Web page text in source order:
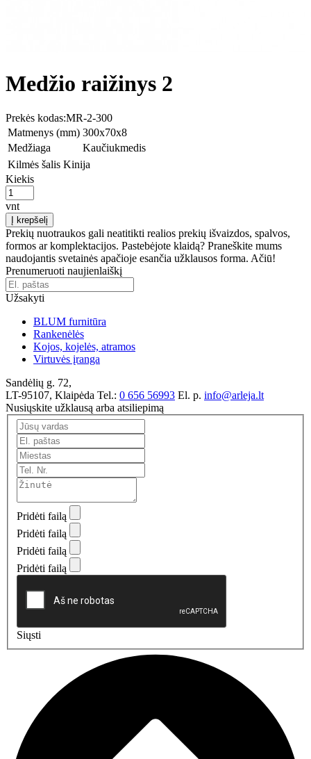
Medžio raižinys 2
Prekės kodas:MR-2-300
Matmenys (mm) 300x70x8
Medžiaga
Kaučiukmedis
Kilmės šalis Kinija
Kiekis
vnt
Į krepšelį
Prekių nuotraukos gali neatitikti realios prekių išvaizdos, spalvos,
formos ar komplektacijos. Pastebėjote klaidą? Praneškite mums
naudojantis svetainės apačioje esančia užklausos forma. Ačiū!
Prenumeruoti naujienlaiškį
Užsakyti
BLUM furnitūra
Rankenėlės
Kojos, kojelės, atramos
Virtuvės įranga
Sandėlių g. 72,
LT-95107, Klaipėda Tel.: 0 656 56993 El. p. info@arleja.lt
Nusiųskite užklausą arba atsiliepimą
Pridėti failą
Pridėti failą
Pridėti failą
Pridėti failą
Siųsti